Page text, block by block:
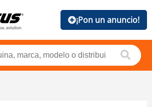
¡Pon un anuncio!